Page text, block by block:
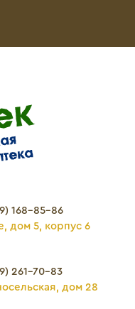
168-85-86
дом 5, корпус 6
261-70-83
дом 28